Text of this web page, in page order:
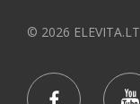
© 2026 ELEVITA.LT